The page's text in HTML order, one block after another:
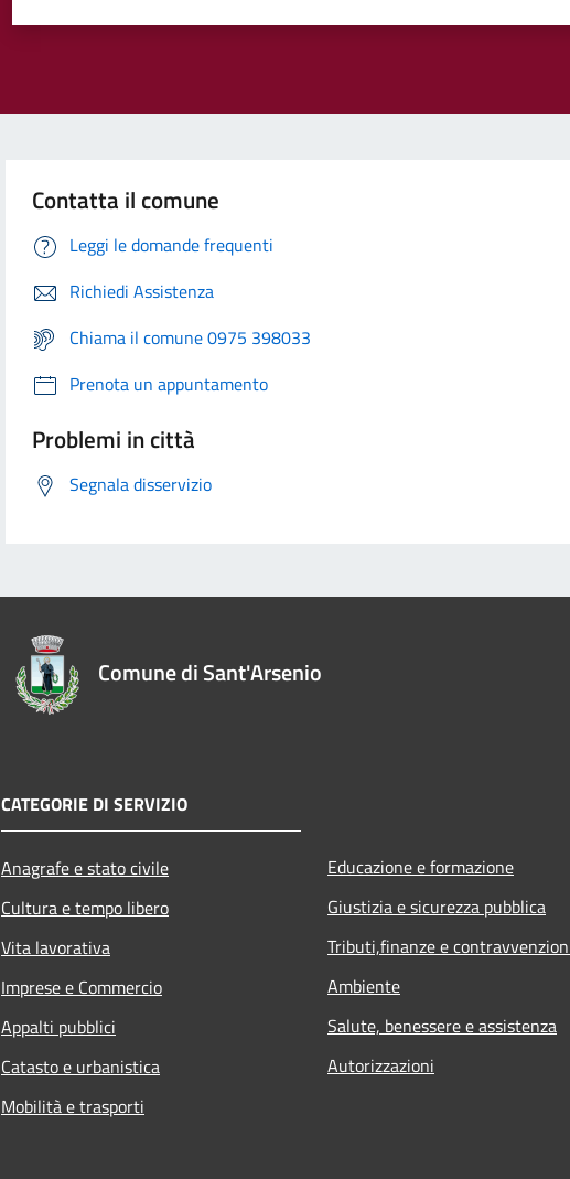
Contatta il comune
Leggi le domande frequenti
Richiedi Assistenza
Chiama il comune 0975 398033
Prenota un appuntamento
Problemi in città
Segnala disservizio
Comune di Sant'Arsenio
CATEGORIE DI SERVIZIO
Anagrafe e stato civile
Cultura e tempo libero
Vita lavorativa
Imprese e Commercio
Appalti pubblici
Catasto e urbanistica
Mobilità e trasporti
Educazione e formazione
Giustizia e sicurezza pubblica
Tributi,finanze e
Ambiente
Salute, benessere e assistenza
Autorizzazioni